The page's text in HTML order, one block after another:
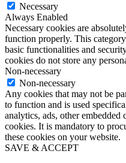
Necessary
Always Enabled
Necessary cookies are
function properly. This
basic functionalities and
cookies do not store any
Non-necessary
Non-necessary
Any cookies that may not be
to function and is used
analytics, ads, other embedded
cookies. It is mandatory to
these cookies on your website.
SAVE & ACCEPT